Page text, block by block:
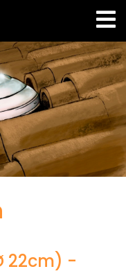
22cm) -